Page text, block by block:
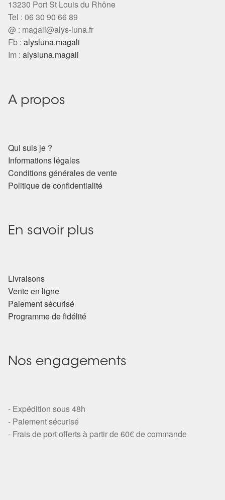
13230 Port St Louis du Rhône
Tel : 06 30 90 66 89
@ : magali@alys-luna.fr
Fb : alysluna.magali
Im : alysluna.magali
A propos
Qui suis je ?
Informations légales
Conditions générales de vente
Politique de confidentialité
En savoir plus
Livraisons
Vente en ligne
Paiement sécurisé
Programme de fidélité
Nos engagements
- Expédition sous 48h
- Paiement sécurisé
- Frais de port offerts à partir de 60€ de commande